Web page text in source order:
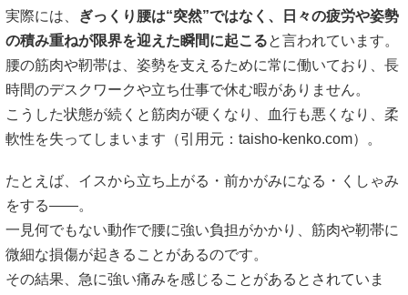
実際には、
ぎっくり腰は“突然”ではなく、日々の疲労や姿勢
の積み重ねが限界を迎えた瞬間に起こると言われています。
腰の筋肉や靭帯は、姿勢を支えるために常に働いており、長
時間のデスクワークや立ち仕事で休む暇がありません。
こうした状態が続くと筋肉が硬くなり、血行も悪くなり、柔
軟性を失ってしまいます（引用元： taisho-kenko.com）。
たとえば、イスから立ち上がる・前かがみになる・くしゃみ
をする――。
一見何でもない動作で腰に強い負担がかかり、筋肉や靭帯に
微細な損傷が起きることがあるのです。
その結果、急に強い痛みを感じることがあるとされていま